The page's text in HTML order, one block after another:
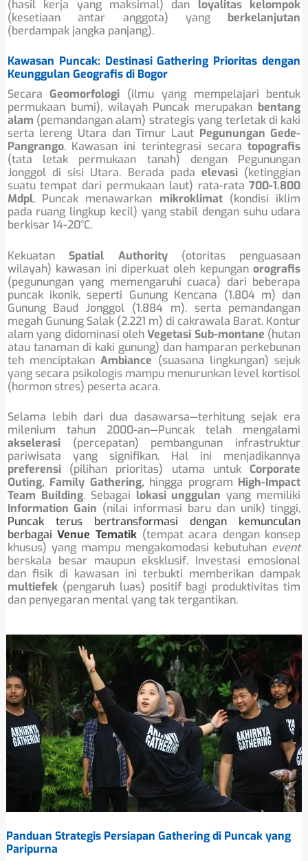
(hasil kerja yang maksimal) dan loyalitas kelompok
(kesetiaan antar anggota) yang berkelanjutan
(berdampak jangka panjang).
Kawasan Puncak: Destinasi Gathering Prioritas dengan
Keunggulan Geografis di Bogor
SecaraGeomorfologi (ilmu yang mempelajari bentuk
permukaan bumi), wilayah Puncak merupakan bentang
alam (pemandangan alam) strategis yang terletak di kaki
serta lereng Utara dan Timur Laut Pegunungan Gede-
Pangrango. Kawasan ini terintegrasi secaratopografis
(tata letak permukaan tanah) dengan Pegunungan
Jonggol di sisi Utara. Berada padaelevasi (ketinggian
suatu tempat dari permukaan laut) rata-rata700-1.800
Mdpl, Puncak menawarkan mikroklimat(kondisi iklim
pada ruang lingkup kecil) yang stabil dengan suhu udara
berkisar 14-20°C.
KekuatanSpatial Authority(otoritas penguasaan
wilayah) kawasan ini diperkuat oleh kepunganorografis
(pegunungan yang memengaruhi cuaca) dari beberapa
puncak ikonik, seperti Gunung Kencana (1.804 m) dan
Gunung Baud Jonggol (1.884 m), serta pemandangan
megah Gunung Salak (2.221 m) di cakrawala Barat. Kontur
alam yang didominasi olehVegetasi Sub-montane (hutan
atau tanaman di kaki gunung) dan hamparan perkebunan
teh menciptakanAmbiance (suasana lingkungan) sejuk
yang secara psikologis mampu menurunkan level kortisol
(hormon stres) peserta acara.
Selama lebih dari dua dasawarsa—terhitung sejak era
milenium tahun 2000-an—Puncak telah mengalami
akselerasi(percepatan) pembangunan infrastruktur
pariwisata yang signifikan. Hal ini menjadikannya
preferensi(pilihan prioritas) utama untukCorporate
Outing, Family Gathering, hingga program High-Impact
Team Building. Sebagai lokasi unggulan yang memiliki
Information Gain (nilai informasi baru dan unik) tinggi,
Puncak terus bertransformasi dengan kemunculan
berbagaiVenue Tematik(tempat acara dengan konsep
khusus) yang mampu mengakomodasi kebutuhan event
berskala besar maupun eksklusif. Investasi emosional
dan fisik di kawasan ini terbukti memberikan dampak
multiefek(pengaruh luas) positif bagi produktivitas tim
dan penyegaran mental yang tak tergantikan.
Panduan Strategis Persiapan Gathering di Puncak yang
Paripurna